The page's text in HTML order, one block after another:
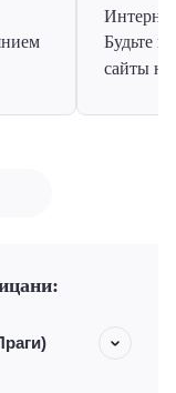
Будьте
сайты на